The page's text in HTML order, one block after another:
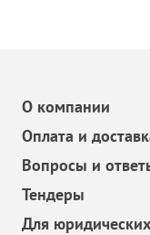
О компании
Оплата и
Вопросы и
Тендеры
Для